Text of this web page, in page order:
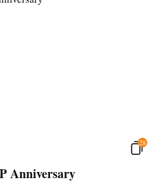
28
Anniversary